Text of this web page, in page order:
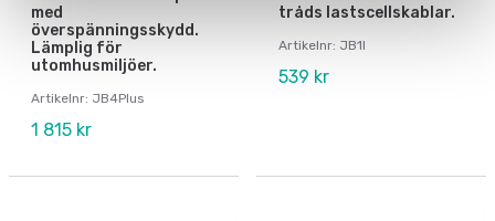
med
överspänningsskydd.
Lämplig för
utomhusmiljöer.
Artikelnr: JB4Plus
1 815 kr
tråds lastscellskablar.
Artikelnr: JB1I
539 kr